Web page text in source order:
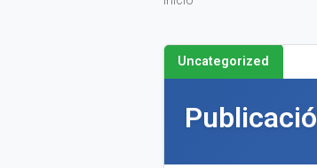
Uncategorized